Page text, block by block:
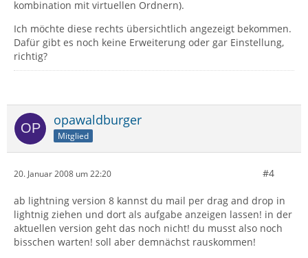
kombination mit virtuellen Ordnern).
Ich möchte diese rechts übersichtlich angezeigt bekommen.
Dafür gibt es noch keine Erweiterung oder gar Einstellung,
richtig?
opawaldburger
Mitglied
20. Januar 2008 um 22:20 #4
ab lightning version 8 kannst du mail per drag and drop in
lightnig ziehen und dort als aufgabe anzeigen lassen! in der
aktuellen version geht das noch nicht! du musst also noch
bisschen warten! soll aber demnächst rauskommen!